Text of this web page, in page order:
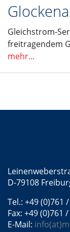
Gleichstrom-
freitragendem
mehr...
D-79108
Tel.: +49 (0)761
Fax: +49 (0)761
E-Mail: